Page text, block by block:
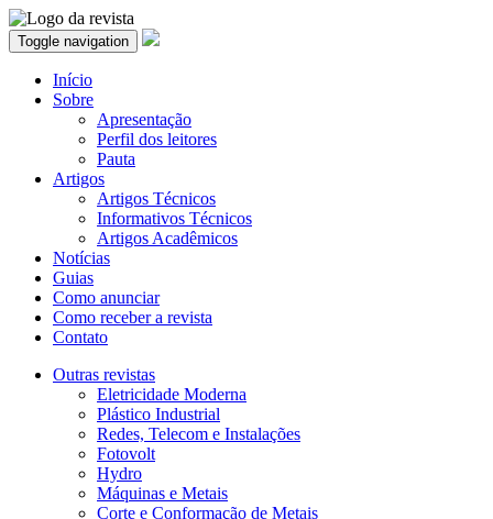
Toggle navigation
Início
Sobre
Apresentação
Perfil dos leitores
Pauta
Artigos
Artigos Técnicos
Informativos Técnicos
Artigos Acadêmicos
Notícias
Guias
Como anunciar
Como receber a revista
Contato
Outras revistas
Eletricidade Moderna
Plástico Industrial
Redes, Telecom e Instalações
Fotovolt
Hydro
Máquinas e Metais
Corte e Conformação de Metais